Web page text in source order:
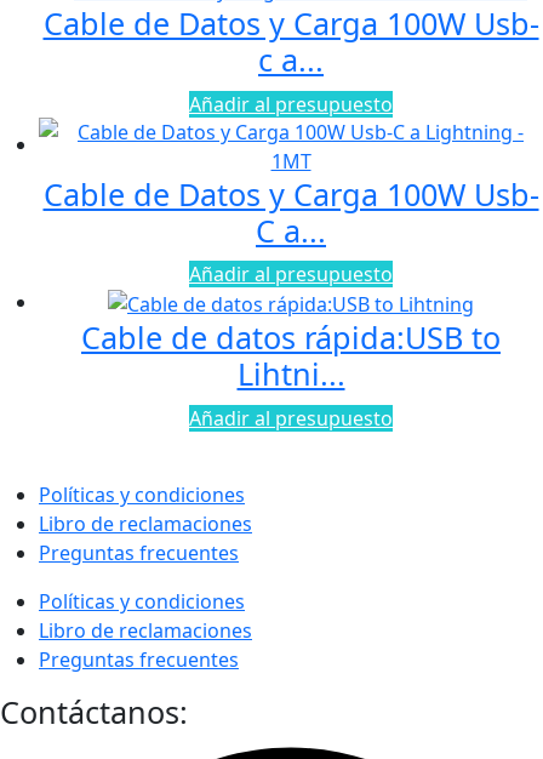
Cable de Datos y Carga 100W Usb-
c a...
Añadir al presupuesto
Cable de Datos y Carga 100W Usb-
C a...
Añadir al presupuesto
Cable de datos rápida:USB to
Lihtni...
Añadir al presupuesto
Políticas y condiciones
Libro de reclamaciones
Preguntas frecuentes
Políticas y condiciones
Libro de reclamaciones
Preguntas frecuentes
Contáctanos: